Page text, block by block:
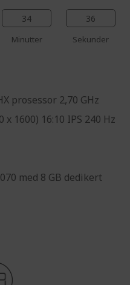
34
Minutter
35
Sekunder
prosessor 2,70 GHz
x 1600) 16:10 IPS 240 Hz
med 8 GB dedikert